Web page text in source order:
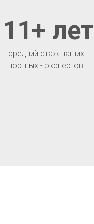
средний стаж наших
портных - экспертов
11+ лет